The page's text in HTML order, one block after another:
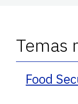
Temas
Food